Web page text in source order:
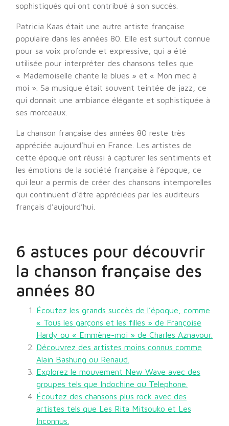
sophistiqués qui ont contribué à son succès.
Patricia Kaas était une autre artiste française
populaire dans les années 80. Elle est surtout connue
pour sa voix profonde et expressive, qui a été
utilisée pour interpréter des chansons telles que
« Mademoiselle chante le blues » et « Mon mec à
moi ». Sa musique était souvent teintée de jazz, ce
qui donnait une ambiance élégante et sophistiquée à
ses morceaux.
La chanson française des années 80 reste très
appréciée aujourd’hui en France. Les artistes de
cette époque ont réussi à capturer les sentiments et
les émotions de la société française à l’époque, ce
qui leur a permis de créer des chansons intemporelles
qui continuent d’être appréciées par les auditeurs
français d’aujourd’hui.
6 astuces pour découvrir
la chanson française des
années 80
Écoutez les grands succès de l’époque, comme
« Tous les garçons et les filles » de Françoise
Hardy ou « Emmène-moi » de Charles Aznavour.
Découvrez des artistes moins connus comme
Alain Bashung ou Renaud.
Explorez le mouvement New Wave avec des
groupes tels que Indochine ou Telephone.
Écoutez des chansons plus rock avec des
artistes tels que Les Rita Mitsouko et Les
Inconnus.